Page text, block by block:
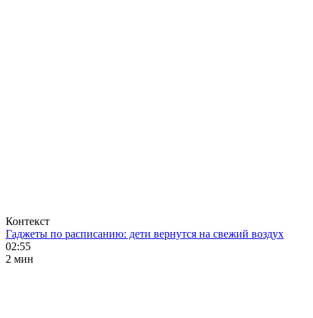
Контекст
Гаджеты по расписанию: дети вернутся на свежий воздух
02:55
2 мин